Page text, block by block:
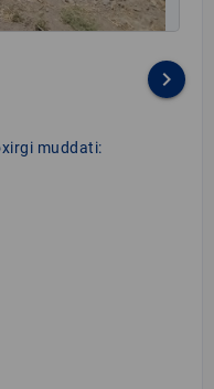
keyboard_arrow_right
muddati: